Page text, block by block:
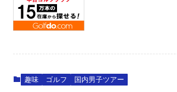
趣味 ゴルフ 国内男子ツアー